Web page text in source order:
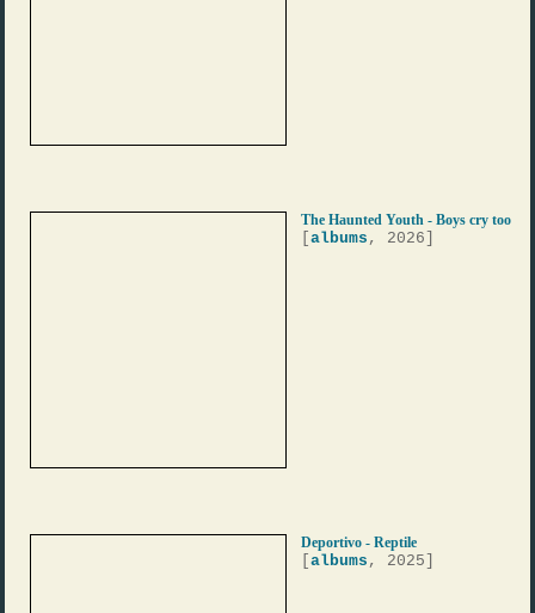
The Haunted Youth - Boys cry too
[albums , 2026]
Deportivo - Reptile
[albums , 2025]